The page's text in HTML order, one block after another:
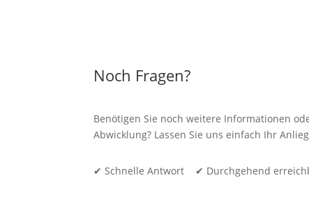
Noch Fragen?
Benötigen Sie noch weitere Informationen
Abwicklung? Lassen Sie uns einfach Ihr
✔ Schnelle Antwort ✔ Durchgehend